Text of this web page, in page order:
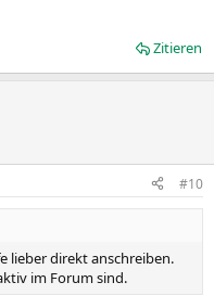
Zitieren
#10
lieber direkt anschreiben.
im Forum sind.